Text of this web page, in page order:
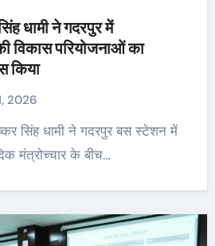
धामी ने गदरपुर में
परियोजनाओं का
किया
2026
मंत्रोच्चार के बीच…